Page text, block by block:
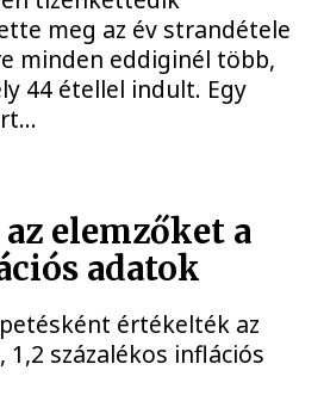
meg az év strandétele
minden eddiginél több,
44 étellel indult. Egy
elemzőket a
adatok
értékelték az
1,2 százalékos inflációs